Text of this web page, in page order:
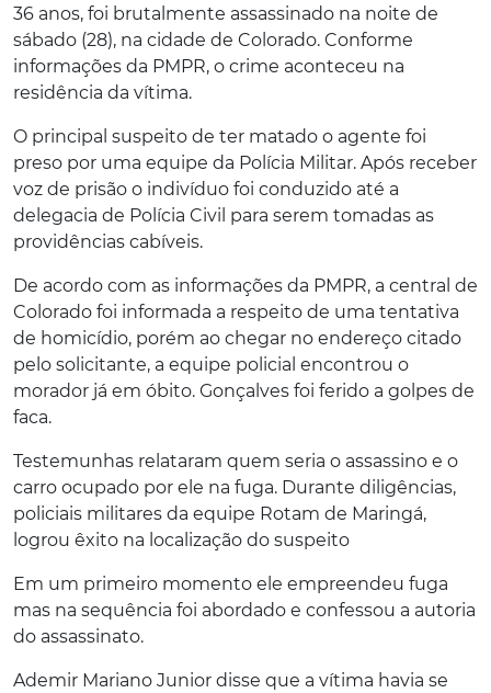
36 anos, foi brutalmente assassinado na noite de
sábado (28), na cidade de Colorado. Conforme
informações da PMPR, o crime aconteceu na
residência da vítima.
O principal suspeito de ter matado o agente foi
preso por uma equipe da Polícia Militar. Após receber
voz de prisão o indivíduo foi conduzido até a
delegacia de Polícia Civil para serem tomadas as
providências cabíveis.
De acordo com as informações da PMPR, a central de
Colorado foi informada a respeito de uma tentativa
de homicídio, porém ao chegar no endereço citado
pelo solicitante, a equipe policial encontrou o
morador já em óbito. Gonçalves foi ferido a golpes de
faca.
Testemunhas relataram quem seria o assassino e o
carro ocupado por ele na fuga. Durante diligências,
policiais militares da equipe Rotam de Maringá,
logrou êxito na localização do suspeito
Em um primeiro momento ele empreendeu fuga
mas na sequência foi abordado e confessou a autoria
do assassinato.
Ademir Mariano Junior disse que a vítima havia se